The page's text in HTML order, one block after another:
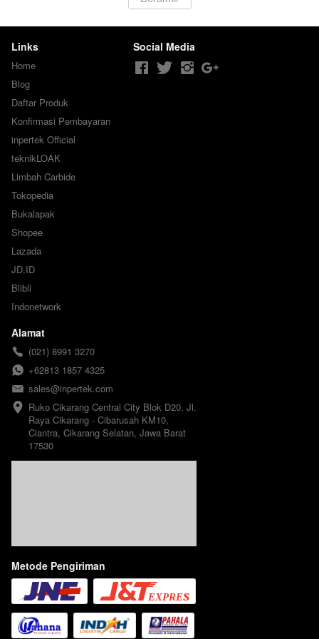
Links
Home
Blog
Daftar Produk
Konfirmasi Pembayaran
inpertek Official
teknikLOAK
Limbah Carbide
Tokopedia
Bukalapak
Shopee
Lazada
JD.ID
Blibli
Indonetwork
Social Media
Alamat
(021) 8991 3270
+62813 1857 4325
sales@inpertek.com
Ruko Cikarang Central City Blok D20, Jl.
Raya Cikarang - Cibarusah KM10,
Ciantra, Cikarang Selatan, Jawa Barat
17530
Metode Pengiriman